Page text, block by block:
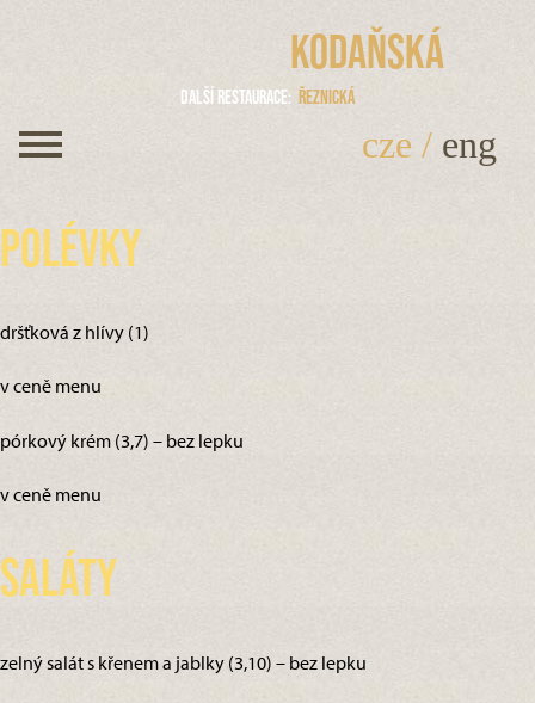
Kodaňská
Další restaurace Řeznická
cze / eng
Polévky
dršťková z hlívy (1)
v ceně menu
pórkový krém (3,7) – bez lepku
v ceně menu
Saláty
zelný salát s křenem a jablky (3,10) – bez lepku